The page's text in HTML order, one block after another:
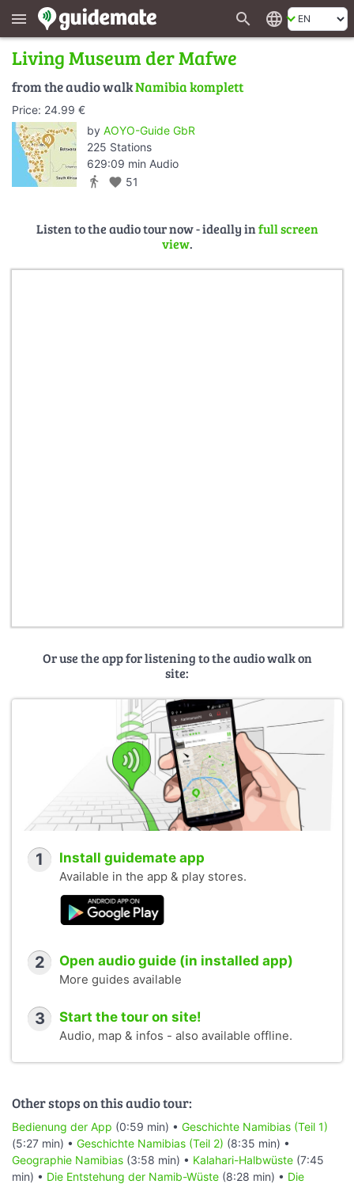
menu search language
Living Museum der Mafwe
from the audio walkNamibia komplett
Price: 24.99 €
by AOYO-Guide GbR
225 Stations
629:09 min Audio
directions_walk favorite 51
Listen to the audio tour now - ideally infull screen
view.
Or use the app for listening to the audio walk on
site:
1 Install guidemate app
Available in the app & play stores.
2 Open audio guide (in installed app)
More guides available
3 Start the tour on site!
Audio, map & infos - also available offline.
Other stops on this audio tour:
Bedienung der App (0:59 min) • Geschichte Namibias (Teil 1)
(5:27 min) • Geschichte Namibias (Teil 2) (8:35 min) •
Geographie Namibias (3:58 min) • Kalahari-Halbwüste (7:45
min) • Die Entstehung der Namib-Wüste (8:28 min) • Die